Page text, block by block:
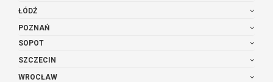
ŁÓDŹ
POZNAŃ
SOPOT
SZCZECIN
WROCŁAW